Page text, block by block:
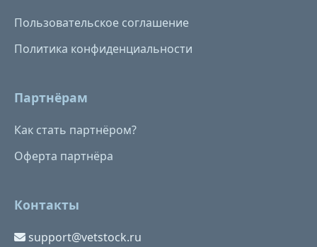
Пользовательское соглашение
Политика конфиденциальности
Партнёрам
Как стать партнёром?
Оферта партнёра
Контакты
support@vetstock.ru